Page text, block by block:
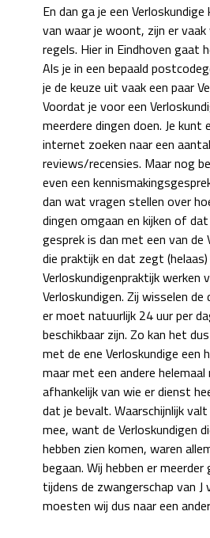
En dan ga je een
van waar je woont, zijn er
regels. Hier in Eindhoven gaat
Als je in een bepaald
je de keuze uit vaak een paar
Voordat je voor een
meerdere dingen doen. Je kunt
internet zoeken naar een aantal
reviews/recensies. Maar nog
even een
dan wat vragen stellen over
dingen omgaan en kijken of
gesprek is dan met een van de
die praktijk en dat zegt
Verloskundigenpraktijk werken
Verloskundigen. Zij wisselen
er moet natuurlijk 24 uur per
beschikbaar zijn. Zo kan het
met de ene Verloskundige een
maar met een andere helemaal
afhankelijk van wie er dienst
dat je bevalt. Waarschijnlijk
mee, want de Verloskundigen
hebben zien komen, waren
begaan. Wij hebben er
tijdens de zwangerschap van J
moesten wij dus naar een